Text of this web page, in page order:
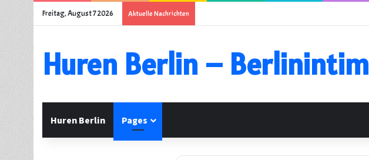
Freitag, August 7 2026 Aktuelle Nachrichten
Huren Berlin – Berlinintim
Huren Berlin Pages